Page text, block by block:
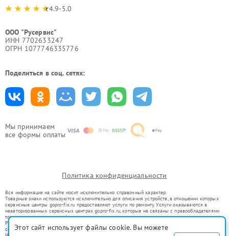
Мы принимаем
все формы оплаты
4.9-5.0
ООО "Русервис"
ИНН 7702633247
ОГРН 1077746335776
Поделиться в соц. сетях:
Политика конфиденциальности
Вся информация на сайте носит исключительно справочный характер.
Товарные знаки используются исключительно для описания устройств, в отношении которых
сервисные центры gopro-fix.ru предоставляют услуги по ремонту. Услуги оказываются в
неавторизованных сервисных центрах gopro-fix.ru, которые не связаны с правообладателями
товарных знаков или их официальными представителями.
Ремонт осуществляется для устройств, уже введенных в гражданский оборот в соответствии
со статьей 1487 ГК РФ.
Этот сайт использует файлы cookie. Вы можете